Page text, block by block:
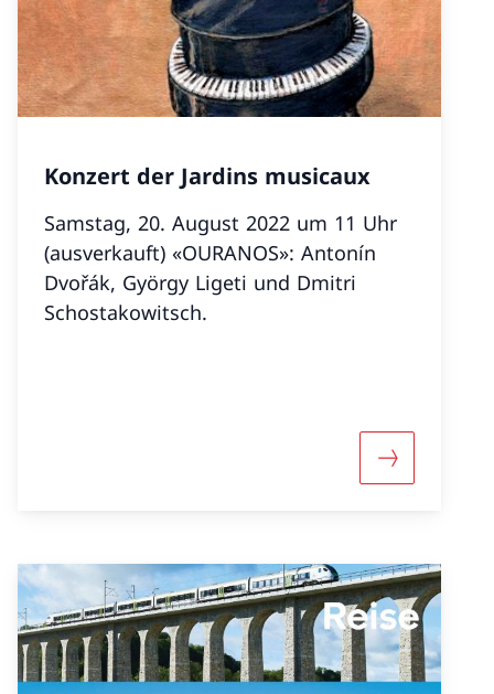
«Salon Dürrenmatt – Rousseau et Dürrenmatt»
Konzert der Jardins musicaux
Samstag, 20. August 2022 um 11 Uhr
(ausverkauft) «OURANOS»: Antonín
Dvořák, György Ligeti und Dmitri
Schostakowitsch.
Mehr über